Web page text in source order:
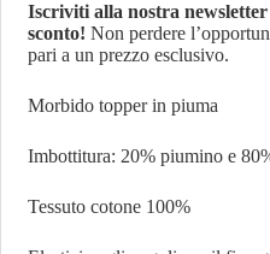
Iscriviti alla nostra
sconto! Non perdere
pari a un prezzo esclusivo.
Morbido topper in piuma
Imbottitura: 20% piumino e
Tessuto cotone 100%